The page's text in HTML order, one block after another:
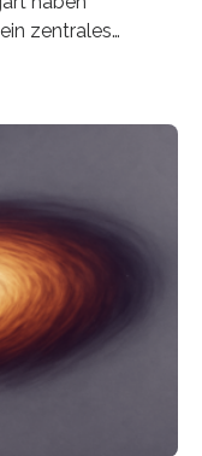
zentrales
physikalische
veröffentlichte
sind
– oder anders
ist es in den…